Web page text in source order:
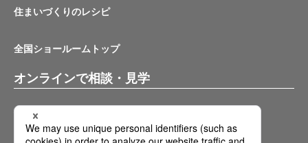
住まいづくりのレシピ
全国ショールームトップ
オンラインで相談・見学
バーチャルショールーム
オンライン相談サービス